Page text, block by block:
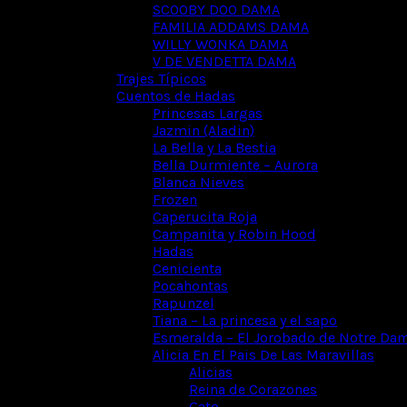
SCOOBY DOO DAMA
FAMILIA ADDAMS DAMA
WILLY WONKA DAMA
V DE VENDETTA DAMA
Trajes Típicos
Cuentos de Hadas
Princesas Largas
Jazmin (Aladin)
La Bella y La Bestia
Bella Durmiente – Aurora
Blanca Nieves
Frozen
Caperucita Roja
Campanita y Robin Hood
Hadas
Cenicienta
Pocahontas
Rapunzel
Tiana – La princesa y el sapo
Esmeralda – El Jorobado de Notre
Alicia En El Pais De Las Maravillas
Alicias
Reina de Corazones